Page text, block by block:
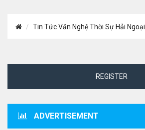
Tin Tức Văn Nghệ Thời Sự Hải Ngoại
REGISTER
ADVERTISEMENT